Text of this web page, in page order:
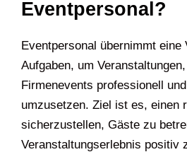
Eventpersonal?
Eventpersonal übernimmt eine
Aufgaben, um
Firmenevents professionell
umzusetzen. Ziel ist es, einen
sicherzustellen, Gäste zu
Veranstaltungserlebnis positiv